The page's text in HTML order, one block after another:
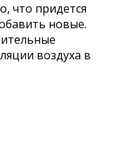
что придется
новые.
воздуха в